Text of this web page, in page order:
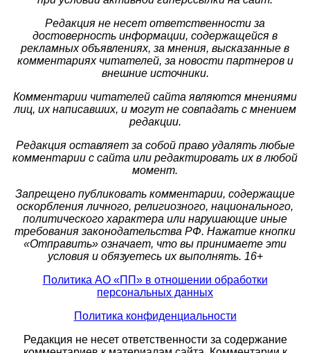
Редакция не несет ответственности за
достоверность информации, содержащейся в
рекламных объявлениях, за мнения, высказанные в
комментариях читателей, за новости партнеров и
внешние источники.
Комментарии читателей сайта являются мнениями
лиц, их написавших, и могут не совпадать с мнением
редакции.
Редакция оставляет за собой право удалять любые
комментарии с сайта или редактировать их в любой
момент.
Запрещено публиковать комментарии, содержащие
оскорбления личного, религиозного, национального,
политического характера или нарушающие иные
требования законодательства РФ. Нажатие кнопки
«Отправить» означает, что вы принимаете эти
условия и обязуетесь их выполнять. 16+
Политика АО «ПП» в отношении обработки
персональных данных
Политика конфиденциальности
Редакция не несет ответственности за содержание